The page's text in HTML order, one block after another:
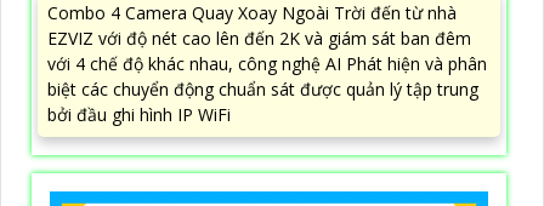
Combo 4 Camera Quay Xoay Ngoài Trời đến từ nhà
EZVIZ với độ nét cao lên đến 2K và giám sát ban đêm
với 4 chế độ khác nhau, công nghệ AI Phát hiện và phân
biệt các chuyển động chuẩn sát được quản lý tập trung
bởi đầu ghi hình IP WiFi